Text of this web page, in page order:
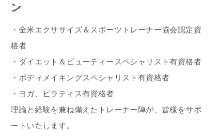
ン
・全米エクササイズ＆スポーツトレーナー協会認定資
格者
・ダイエット＆ビューティースペシャリスト有資格者
・ボディメイキングスペシャリスト有資格者
・ヨガ、ピラティス有資格者
理論と経験を兼ね備えたトレーナー陣が、皆様をサポ
ートいたします。